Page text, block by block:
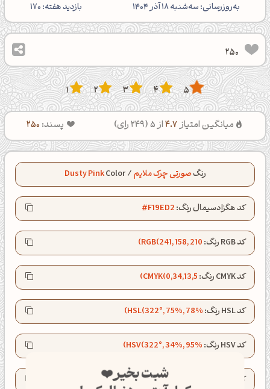
‌به‌روزرسانی: سه‌شنبه 18 آذر 1404 بازدید هفته:170
250
5
4
3
2
1
میانگین امتیاز4.7از 5 ( 249رای) پسند: 250
رنگصورتی چرک ملایم/
Color
Dusty Pink
کد هگزادسیمال رنگ:#F19ED2
کد RGB رنگ: RGB(241, 158, 210)
کد CMYK رنگ: CMYK(0,34,13,5)
کد HSL رنگ: HSL(322°, 75%, 78%)
کد HSV رنگ: HSV(322°, 34%, 95%)
کد LAB رنگ: LAB(74.7, 38.3, -13.7)
شبت بخیر❤️